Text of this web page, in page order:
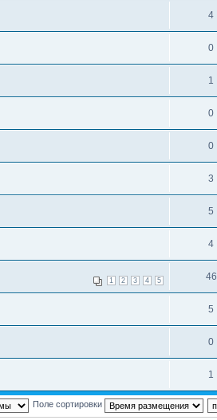
4
0
1
0
0
3
5
4
1 2 3 4 5 46
5
0
1
Поле сортировки